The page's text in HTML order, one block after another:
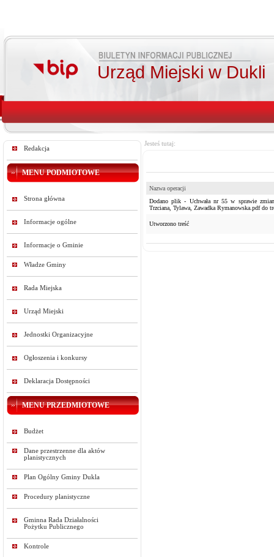
Urząd Miejski w Dukli
Redakcja
MENU PODMIOTOWE
Strona główna
Informacje ogólne
Informacje o Gminie
Władze Gminy
Rada Miejska
Urząd Miejski
Jednostki Organizacyjne
Ogłoszenia i konkursy
Deklaracja Dostępności
MENU PRZEDMIOTOWE
Budżet
Dane przestrzenne dla aktów
planistycznych
Plan Ogólny Gminy Dukla
Procedury planistyczne
Gminna Rada Działalności
Pożytku Publicznego
Kontrole
Jesteś tutaj:
Nazwa operacji
Dodano plik - Uchwała nr 55 w sprawie
Trzciana, Tylawa, Zawadka Rymanowska.pdf do
Utworzono treść